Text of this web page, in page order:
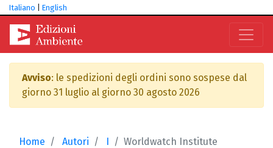
Italiano English
Avviso: le spedizioni degli ordini sono sospese dal
giorno 31 luglio al giorno 30 agosto 2026
Home Autori I Worldwatch Institute